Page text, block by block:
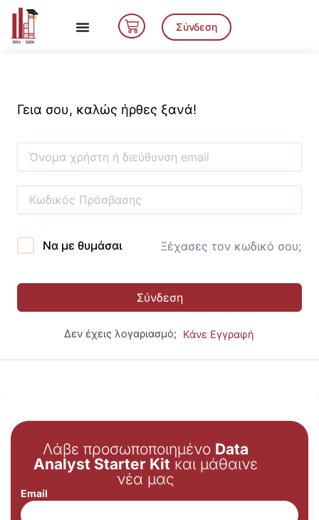
Μετάβαση
περιεχόμενο
Cart Σύνδεση
Γεια σου, καλώς ήρθες ξανά!
Να με θυμάσαι Ξέχασες τον κωδικό σου;
Σύνδεση
Δεν έχεις λογαριασμό; Κάνε Εγγραφή
Λάβε προσωποποιημένο Data
Analyst Starter Kit και μάθαινε
νέα μας
Email